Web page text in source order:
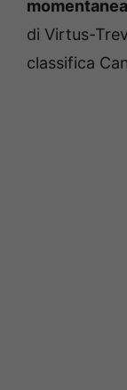
di Virtus-
classifica